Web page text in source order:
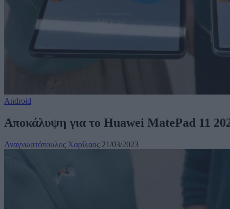
Android
Αποκάλυψη για το Huawei MatePad 11
Αναγνωστόπουλος Χαρίλαος 21/03/2023